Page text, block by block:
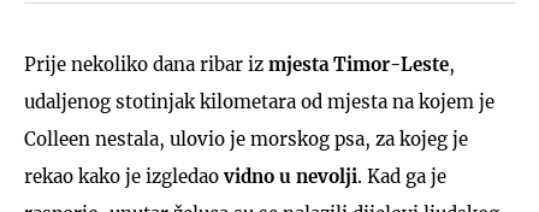
Prije nekoliko dana ribar iz mjesta Timor-Leste,
udaljenog stotinjak kilometara od mjesta na kojem je
Colleen nestala, ulovio je morskog psa, za kojeg je
rekao kako je izgledaovidno u nevolji. Kad ga je